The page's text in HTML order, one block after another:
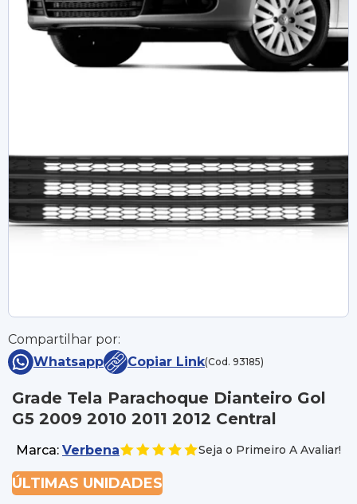
Compartilhar por:
Whatsapp
Copiar Link(Cod. 93185)
Grade Tela Parachoque Dianteiro Gol
G5 2009 2010 2011 2012 Central
Marca: Verbena Seja o Primeiro A Avaliar!
ÚLTIMAS UNIDADES